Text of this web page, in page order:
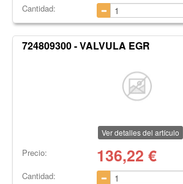
Cantidad:
724809300 - VALVULA EGR
Ver detalles del artículo
Precio: 136,22 €
Cantidad: